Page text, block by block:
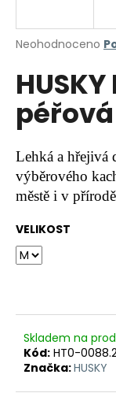
Průměrné
produktu
je
5
hvězdiček.
Neohodnoceno
HUSKY
Lehká a hřejivá
výběrového
městě i v přírodě
VELIKOST
Skladem na
Kód: HT0-
Značka:HUSKY
j
t
?
D
o
r
u
č
u